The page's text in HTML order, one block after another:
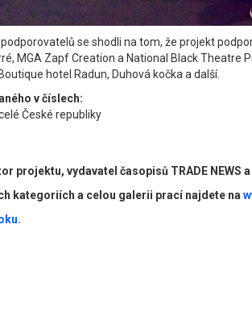
se shodli na tom, že projekt
MGA Zapf Creation a National Black Theatre
hotel Radun, Duhová kočka a další.
v číslech:
České republiky
projektu, vydavatel časopisů TRADE
kategoriích a celou galerii prací najdete na